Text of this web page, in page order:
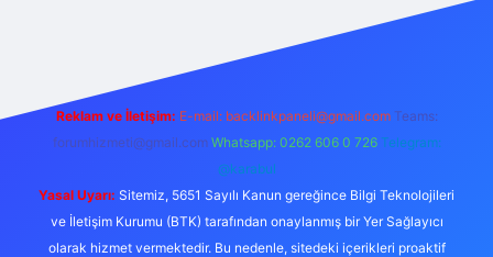
Reklam ve İletişim: E-mail: backlinkpaneli@gmail.com Teams:
forumhizmeti@gmail.com Whatsapp: 0262 606 0 726 Telegram:
@karabul
Yasal Uyarı: Sitemiz, 5651 Sayılı Kanun gereğince Bilgi Teknolojileri
ve İletişim Kurumu (BTK) tarafından onaylanmış bir Yer Sağlayıcı
olarak hizmet vermektedir. Bu nedenle, sitedeki içerikleri proaktif